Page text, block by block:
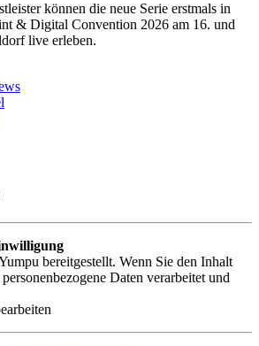
können die neue Serie erstmals in
& Digital Convention 2026 am 16. und
live erleben.
bereitgestellt. Wenn Sie den Inhalt
Daten verarbeitet und